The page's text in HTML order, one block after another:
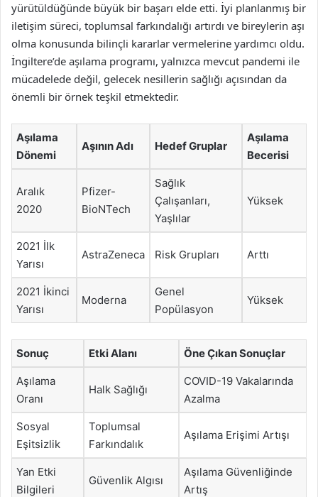
yürütüldüğünde büyük bir başarı elde etti. İyi planlanmış bir
iletişim süreci, toplumsal farkındalığı artırdı ve bireylerin aşı
olma konusunda bilinçli kararlar vermelerine yardımcı oldu.
İngiltere’de aşılama programı, yalnızca mevcut pandemi ile
mücadelede değil, gelecek nesillerin sağlığı açısından da
önemli bir örnek teşkil etmektedir.
Aşılama
Dönemi
Aşının Adı Hedef Gruplar
Aşılama
Becerisi
Aralık
2020
Pfizer-
BioNTech
Sağlık
Çalışanları,
Yaşlılar
Yüksek
2021 İlk
Yarısı
AstraZeneca Risk Grupları Arttı
2021 İkinci
Yarısı
Moderna
Genel
Popülasyon
Yüksek
Sonuç Etki Alanı Öne Çıkan Sonuçlar
Aşılama
Oranı
Halk Sağlığı
COVID-19 Vakalarında
Azalma
Sosyal
Eşitsizlik
Toplumsal
Farkındalık
Aşılama Erişimi Artışı
Yan Etki
Bilgileri
Güvenlik Algısı
Aşılama Güvenliğinde
Artış